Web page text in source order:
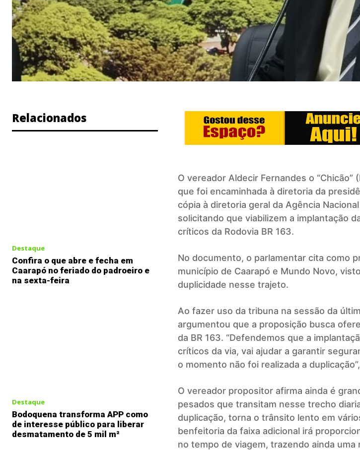
Relacionados
Destaque
Confira o que abre e fecha em
Caarapó no feriado do padroeiro e
na sexta-feira
Destaque
Bodoquena transforma APP como
de interesse público para liberar
desmatamento de 5 mil m²
O vereador Aldecir Fernandes o “Chicão”
que foi encaminhada à diretoria da
cópia à diretoria geral da Agência
solicitando que viabilizem a implantação
críticos da Rodovia BR 163.
No documento, o parlamentar cita como
município de Caarapó e Mundo Novo,
duplicidade nesse trajeto.
Ao fazer uso da tribuna na sessão da
argumentou que a proposição busca
da BR 163. “Defendemos que a
críticos da via, vai ajudar a garantir
o momento não foi realizada a
O vereador propositor afirma ainda é
pesados que transitam nesse trecho
duplicação, torna o trânsito lento em
benfeitoria da faixa adicional irá
no tempo de viagem, trazendo ainda